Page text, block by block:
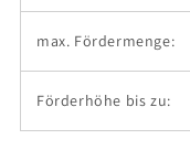
max. Fördermenge:
Förderhöhe bis zu: